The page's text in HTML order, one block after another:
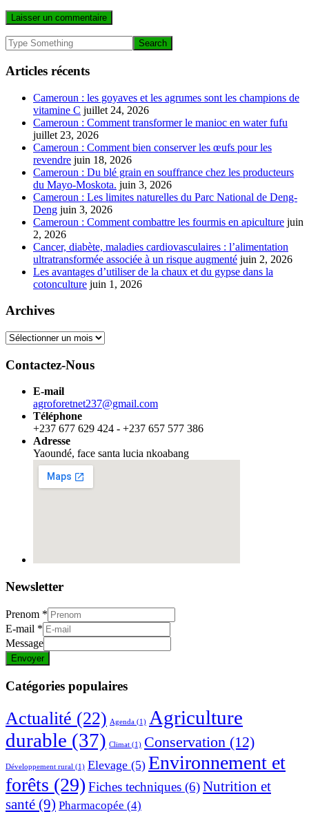
Articles récents
Cameroun : les goyaves et les agrumes sont les champions de
vitamine C juillet 24, 2026
Cameroun : Comment transformer le manioc en water fufu
juillet 23, 2026
Cameroun : Comment bien conserver les œufs pour les
revendre juin 18, 2026
Cameroun : Du blé grain en souffrance chez les producteurs
du Mayo-Moskota. juin 3, 2026
Cameroun : Les limites naturelles du Parc National de Deng-
Deng juin 3, 2026
Cameroun : Comment combattre les fourmis en apiculture juin
2, 2026
Cancer, diabète, maladies cardiovasculaires : l’alimentation
ultratransformée associée à un risque augmenté juin 2, 2026
Les avantages d’utiliser de la chaux et du gypse dans la
cotonculture juin 1, 2026
Archives
Archives
Contactez-Nous
E-mail
agroforetnet237@gmail.com
Téléphone
+237 677 629 424 - +237 657 577 386
Adresse
Yaoundé, face santa lucia nkoabang
Newsletter
Prenom *
E-mail *
Message
Envoyer
Catégories populaires
Actualité (22) Agenda (1) Agriculture
durable (37) Climat (1) Conservation (12)
Développement rural (1) Elevage (5) Environnement et
forêts (29) Fiches techniques (6)Nutrition et
santé (9) Pharmacopée (4)